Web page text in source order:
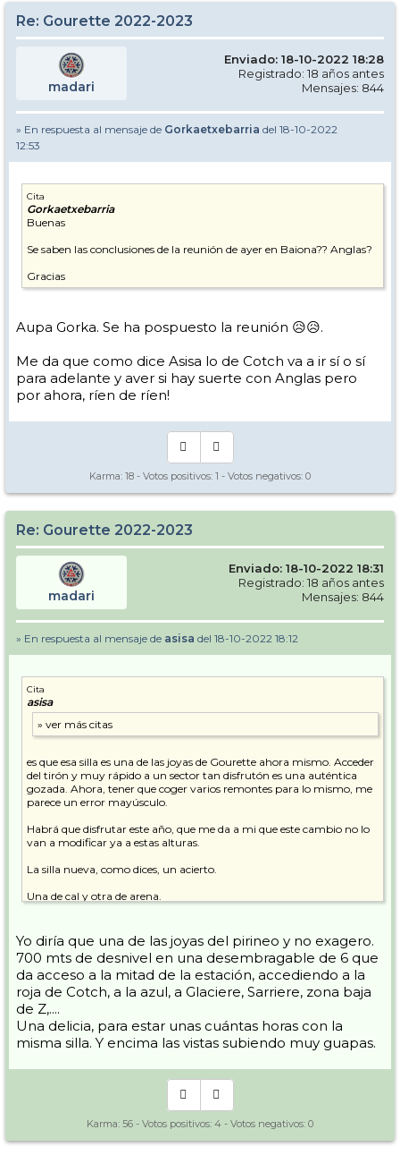
Re: Gourette 2022-2023
madari
Enviado: 18-10-2022 18:28
Registrado: 18 años antes
Mensajes: 844
» En respuesta al mensaje de Gorkaetxebarria del 18-10-2022
12:53
Cita
Gorkaetxebarria
Buenas
Se saben las conclusiones de la reunión de ayer en Baiona?? Anglas?
Gracias
Aupa Gorka. Se ha pospuesto la reunión 😥😥.
Me da que como dice Asisa lo de Cotch va a ir sí o sí
para adelante y aver si hay suerte con Anglas pero
por ahora, ríen de ríen!
Karma: 18 - Votos positivos: 1 - Votos negativos: 0
Re: Gourette 2022-2023
madari
Enviado: 18-10-2022 18:31
Registrado: 18 años antes
Mensajes: 844
» En respuesta al mensaje de asisa del 18-10-2022 18:12
Cita
asisa
es que esa silla es una de las joyas de Gourette ahora mismo. Acceder
del tirón y muy rápido a un sector tan disfrutón es una auténtica
gozada. Ahora, tener que coger varios remontes para lo mismo, me
parece un error mayúsculo.
Habrá que disfrutar este año, que me da a mi que este cambio no lo
van a modificar ya a estas alturas.
La silla nueva, como dices, un acierto.
Una de cal y otra de arena.
Yo diría que una de las joyas del pirineo y no exagero.
700 mts de desnivel en una desembragable de 6 que
da acceso a la mitad de la estación, accediendo a la
roja de Cotch, a la azul, a Glaciere, Sarriere, zona baja
de Z,....
Una delicia, para estar unas cuántas horas con la
misma silla. Y encima las vistas subiendo muy guapas.
Karma: 56 - Votos positivos: 4 - Votos negativos: 0